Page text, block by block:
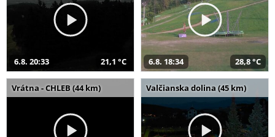
6.8. 20:33 21,1 °C 6.8. 18:34 28,8 °C
Vrátna - CHLEB (44 km) Valčianska dolina (45 km)